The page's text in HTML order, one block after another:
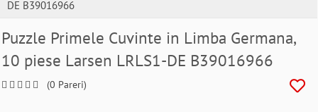
a
comanda
telefonic
DE B39016966
Puzzle Primele Cuvinte in Limba Germana,
10 piese Larsen LRLS1-DE B39016966
(0 Pareri)